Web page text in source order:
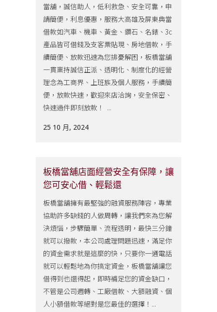
當舖，誠信助人，低利救急、安全可靠，申
請簡便，利息優惠，服務大高雄及屏東典當
借款如汽車、機車、黃金、鑽石、名錶、3c
產品皆可借錢及支客票貼現、房地借款，手
續簡便、放款迅速為您排憂解困，板橋當舖
一貫稟持誠信正派、透明化、制度化的經營
理念為工商界、上班族及個人服務，手續簡
便，放款快速，歡迎來店洽詢，安全保密、
快速過件即刻放款！ ...
25 10 月, 2024
板橋當舖店面經營安全有保障，讓
您可安心借、輕鬆還
板橋當舖擁有最堅強的融資服務陣容，專業
協助許多缺錢的人做周轉，讓我們來為您解
決煩惱，步驟簡單、流程透明，最快三分鐘
就可以撥款，本公司處理問題迅速，滿足你
的資金需求就是這麼的快，只要你一通電話
就可以輕鬆地為你搞定資金，板橋當舖讓您
借得到也還得起，即時補足您的資金缺口，
不管是公司週轉、工廠借款、大額融資、個
人小額借款等絕對是您最佳的選擇！...